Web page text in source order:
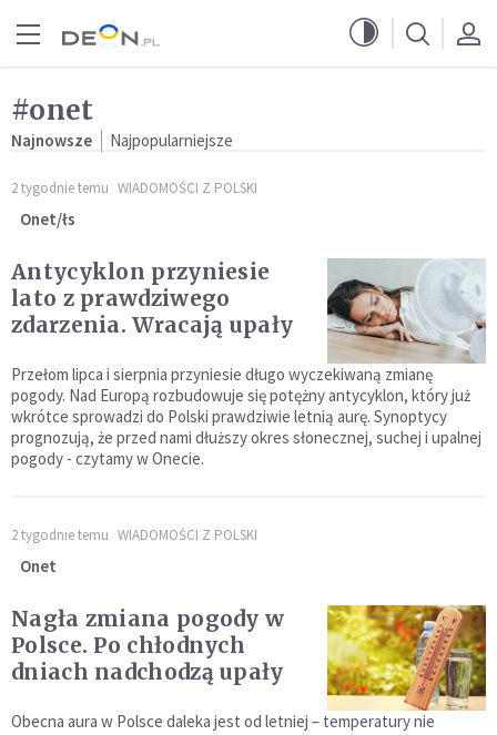
#onet
Najnowsze Najpopularniejsze
2 tygodnie temu WIADOMOŚCI Z POLSKI
Onet/łs
Antycyklon przyniesie
lato z prawdziwego
zdarzenia. Wracają upały
Przełom lipca i sierpnia przyniesie długo wyczekiwaną zmianę
pogody. Nad Europą rozbudowuje się potężny antycyklon, który już
wkrótce sprowadzi do Polski prawdziwie letnią aurę. Synoptycy
prognozują, że przed nami dłuższy okres słonecznej, suchej i upalnej
pogody - czytamy w Onecie.
2 tygodnie temu WIADOMOŚCI Z POLSKI
Onet
Nagła zmiana pogody w
Polsce. Po chłodnych
dniach nadchodzą upały
Obecna aura w Polsce daleka jest od letniej – temperatury nie